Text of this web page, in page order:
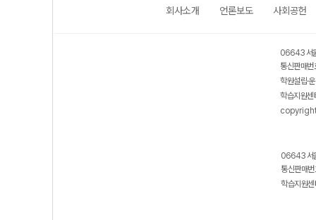
회사소개 언론보도 사회공헌
06643 서
통신판매
학원설립·
학습지원
06643 서
통신판매
학습지원